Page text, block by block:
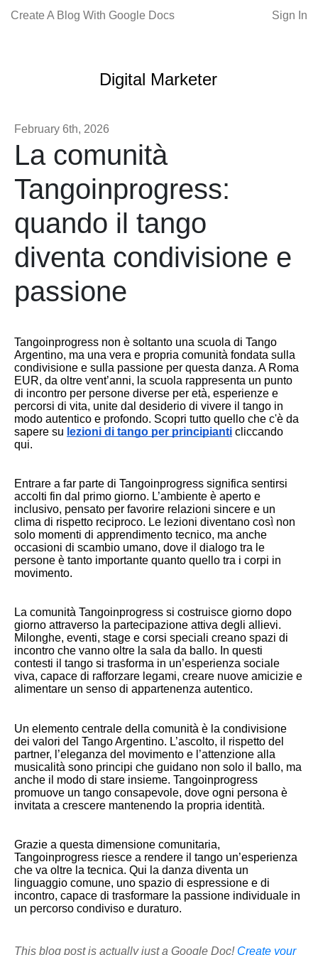
Create A Blog With Google Docs Sign In
Digital Marketer
February 6th, 2026
La comunità
Tangoinprogress:
quando il tango
diventa condivisione e
passione
Tangoinprogress non è soltanto una scuola di Tango
Argentino, ma una vera e propria comunità fondata sulla
condivisione e sulla passione per questa danza. A Roma
EUR, da oltre vent’anni, la scuola rappresenta un punto
di incontro per persone diverse per età, esperienze e
percorsi di vita, unite dal desiderio di vivere il tango in
modo autentico e profondo. Scopri tutto quello che c'è da
sapere su lezioni di tango per principianti cliccando
qui.
Entrare a far parte di Tangoinprogress significa sentirsi
accolti fin dal primo giorno. L’ambiente è aperto e
inclusivo, pensato per favorire relazioni sincere e un
clima di rispetto reciproco. Le lezioni diventano così non
solo momenti di apprendimento tecnico, ma anche
occasioni di scambio umano, dove il dialogo tra le
persone è tanto importante quanto quello tra i corpi in
movimento.
La comunità Tangoinprogress si costruisce giorno dopo
giorno attraverso la partecipazione attiva degli allievi.
Milonghe, eventi, stage e corsi speciali creano spazi di
incontro che vanno oltre la sala da ballo. In questi
contesti il tango si trasforma in un’esperienza sociale
viva, capace di rafforzare legami, creare nuove amicizie e
alimentare un senso di appartenenza autentico.
Un elemento centrale della comunità è la condivisione
dei valori del Tango Argentino. L’ascolto, il rispetto del
partner, l’eleganza del movimento e l’attenzione alla
musicalità sono principi che guidano non solo il ballo, ma
anche il modo di stare insieme. Tangoinprogress
promuove un tango consapevole, dove ogni persona è
invitata a crescere mantenendo la propria identità.
Grazie a questa dimensione comunitaria,
Tangoinprogress riesce a rendere il tango un’esperienza
che va oltre la tecnica. Qui la danza diventa un
linguaggio comune, uno spazio di espressione e di
incontro, capace di trasformare la passione individuale in
un percorso condiviso e duraturo.
This blog post is actually just a Google Doc! Create your